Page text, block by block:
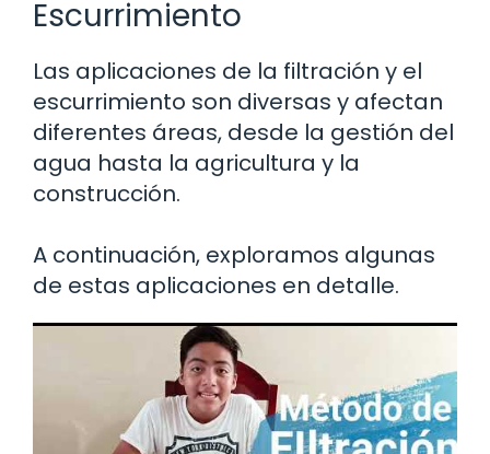
Escurrimiento
Las aplicaciones de la filtración y el
escurrimiento son diversas y afectan
diferentes áreas, desde la gestión del
agua hasta la agricultura y la
construcción.
A continuación, exploramos algunas
de estas aplicaciones en detalle.